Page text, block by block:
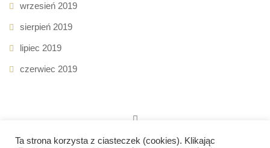
wrzesień 2019
sierpień 2019
lipiec 2019
czerwiec 2019
Ta strona korzysta z ciasteczek (cookies). Klikając